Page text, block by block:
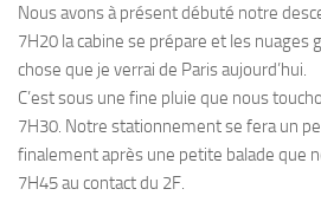
Nous avons à présent débuté notre
7H20 la cabine se prépare et les nuages
chose que je verrai de Paris aujourd’hui.
C’est sous une fine pluie que nous
7H30. Notre stationnement se fera un
finalement après une petite balade que
7H45 au contact du 2F.